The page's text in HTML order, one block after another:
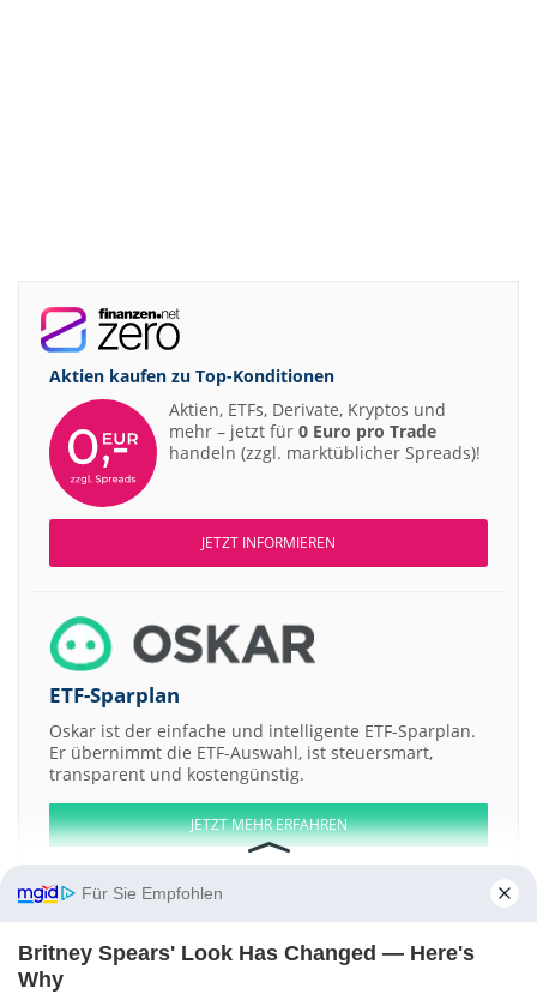
Aktien kaufen zu Top-Konditionen
Aktien, ETFs, Derivate, Kryptos und
mehr – jetzt für 0 Euro pro Trade
handeln (zzgl. marktüblicher Spreads)!
JETZT INFORMIEREN
ETF-Sparplan
Oskar ist der einfache und intelligente ETF-Sparplan.
Er übernimmt die ETF-Auswahl, ist steuersmart,
transparent und kostengünstig.
JETZT MEHR ERFAHREN
Aktien ATX DAX EuroStoxx 50 Dow Jones NASDAQ 100 Nikkei 225
Für Sie Empfohlen
Britney Spears' Look Has Changed — Here's
Why